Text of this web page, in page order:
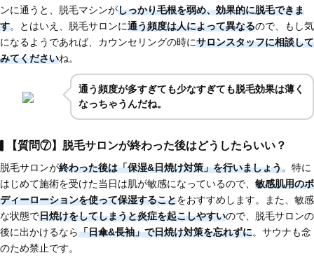
ンに通うと、脱毛マシンがしっかり毛根を弱め、効果的に脱毛できま
す。とはいえ、脱毛サロンに通う頻度は人によって異なるので、もし気
になるようであれば、カウンセリングの時にサロンスタッフに相談して
みてくださいね。
通う頻度が多すぎても少なすぎても脱毛効果は薄く
なっちゃうんだね。
【質問⑦】脱毛サロンが終わった後はどうしたらいい？
脱毛サロンが終わった後は「保湿&日焼け対策」を行いましょう。特に
はじめて施術を受けた当日は肌が敏感になっているので、 敏感肌用のボ
ディーローションを使って保湿することをおすすめします。また、敏感
な状態で日焼けをしてしまうと炎症を起こしやすいので、脱毛サロンの
後に出かけるなら「日傘&長袖」で日焼け対策を忘れずに。サウナも念
のため禁止です。